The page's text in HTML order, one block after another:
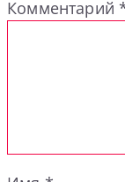
Комментарий